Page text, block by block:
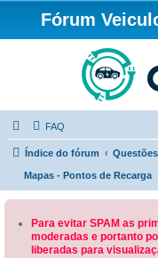
Fórum
FAQ
Índice do fórum
Mapas - Pontos de Recarga
Para evitar SPAM as
moderadas e portanto
liberadas para